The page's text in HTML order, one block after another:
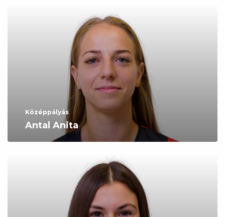
Középpályás
Antal Anita